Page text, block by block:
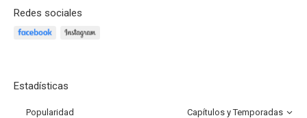
Redes sociales
Estadísticas
Popularidad Capítulos y Temporadas